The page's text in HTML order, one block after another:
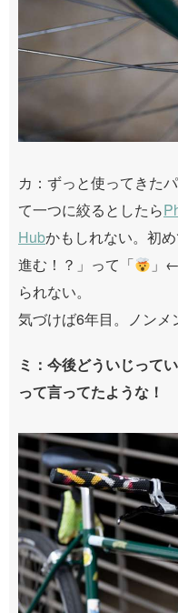
カ：ずっと使ってきた
て一つに絞るとしたら
Hubかもしれない。初
進む！？」って「
」
られない。
気づけば6年目。ノンメ
ミ：今後どういじって
って言ってたような！